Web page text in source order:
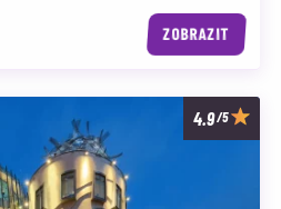
ZOBRAZIT
/5